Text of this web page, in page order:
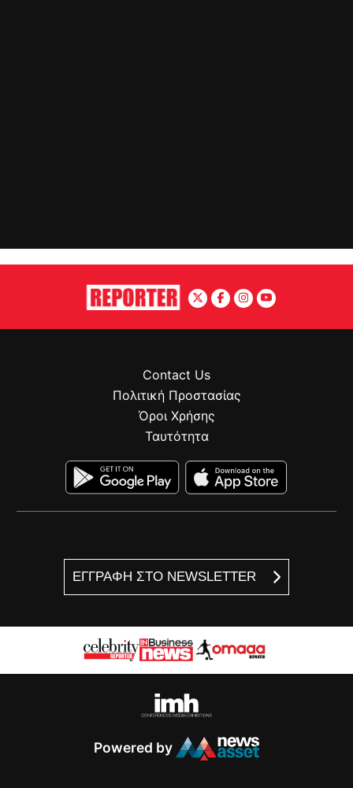
ΕΓΓΡΑΦΗ ΣΤΟ NEWSLETTER
Contact Us
Πολιτική Προστασίας
Όροι Χρήσης
Ταυτότητα
Powered by